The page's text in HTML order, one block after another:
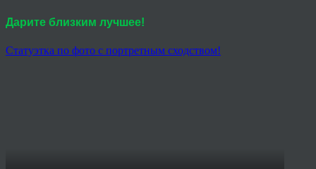
Дарите близким лучшее!
Статуэтка по фото с портретным сходством!